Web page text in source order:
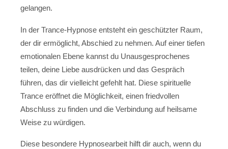
gelangen.
In der Trance-Hypnose entsteht ein geschützter Raum,
der dir ermöglicht, Abschied zu nehmen. Auf einer tiefen
emotionalen Ebene kannst du Unausgesprochenes
teilen, deine Liebe ausdrücken und das Gespräch
führen, das dir vielleicht gefehlt hat. Diese spirituelle
Trance eröffnet die Möglichkeit, einen friedvollen
Abschluss zu finden und die Verbindung auf heilsame
Weise zu würdigen.
Diese besondere Hypnosearbeit hilft dir auch, wenn du